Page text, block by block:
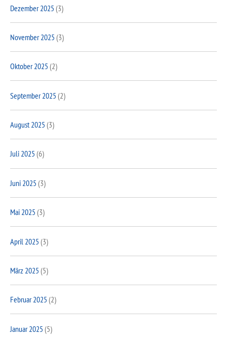
Dezember 2025 (3)
November 2025 (3)
Oktober 2025 (2)
September 2025 (2)
August 2025 (3)
Juli 2025 (6)
Juni 2025 (3)
Mai 2025 (3)
April 2025 (3)
März 2025 (5)
Februar 2025 (2)
Januar 2025 (5)